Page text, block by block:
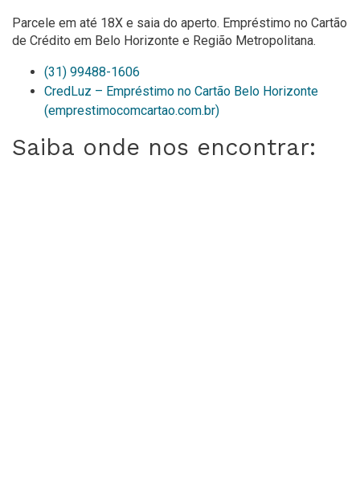
Parcele em até 18X e saia do aperto. Empréstimo no Cartão
de Crédito em Belo Horizonte e Região Metropolitana.
(31) 99488-1606
CredLuz – Empréstimo no Cartão Belo Horizonte
(emprestimocomcartao.com.br)
Saiba onde nos encontrar: